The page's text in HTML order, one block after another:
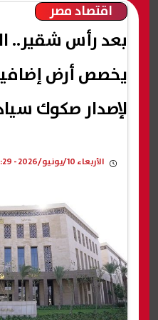
اقتصاد مصر
بعد رأس شقير..
يخصص أرض إضافية
لإصدار صكوك
الأربعاء 10/يونيو/2026 - 07:29 م